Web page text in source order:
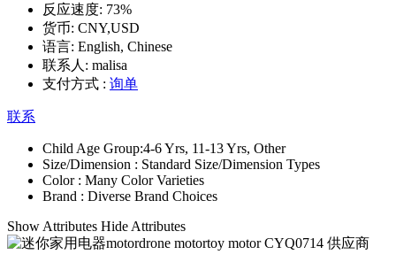
反应速度: 73%
货币: CNY,USD
语言: English, Chinese
联系人: malisa
支付方式 : 询单
联系
Child Age Group:4-6 Yrs, 11-13 Yrs, Other
Size/Dimension : Standard Size/Dimension Types
Color : Many Color Varieties
Brand : Diverse Brand Choices
Show Attributes Hide Attributes